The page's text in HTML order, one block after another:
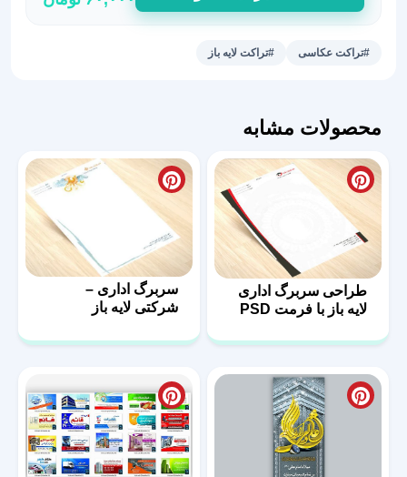
آتلیه
عکاسی
#تراکت عکاسی #تراکت لایه باز
محصولات مشابه
طراحی سربرگ اداری
لایه باز با فرمت PSD
سربرگ اداری –
شرکتی لایه باز